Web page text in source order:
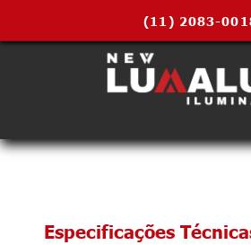
(11) 2083-
Especificações